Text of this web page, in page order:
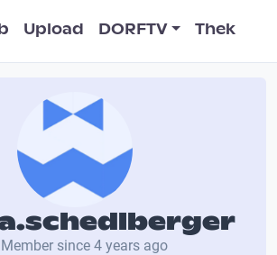
Upload DORFTV Thek
Member since 4 years ago